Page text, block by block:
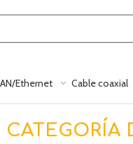
Ethernet Cable coaxial
CATEGORÍA